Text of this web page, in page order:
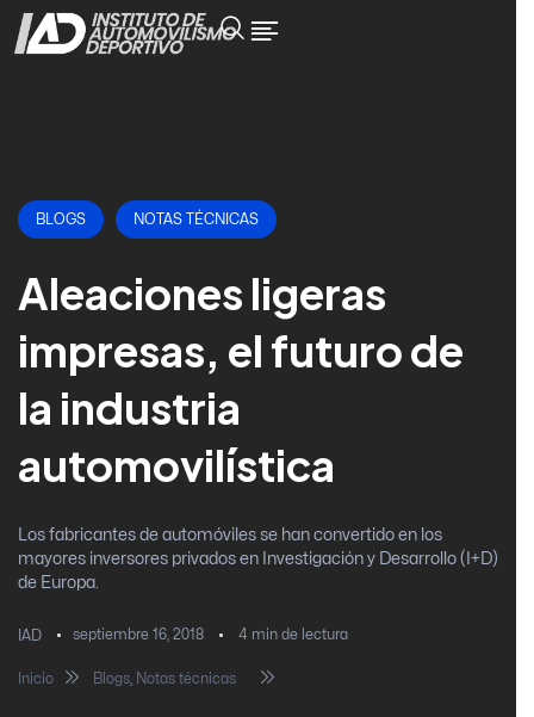
BLOGS NOTAS TÉCNICAS
Aleaciones ligeras
impresas, el futuro de
la industria
automovilística
Los fabricantes de automóviles se han convertido en los
mayores inversores privados en Investigación y Desarrollo (I+D)
de Europa.
IAD septiembre 16, 2018 4 min de lectura
Inicio Blogs, Notas técnicas